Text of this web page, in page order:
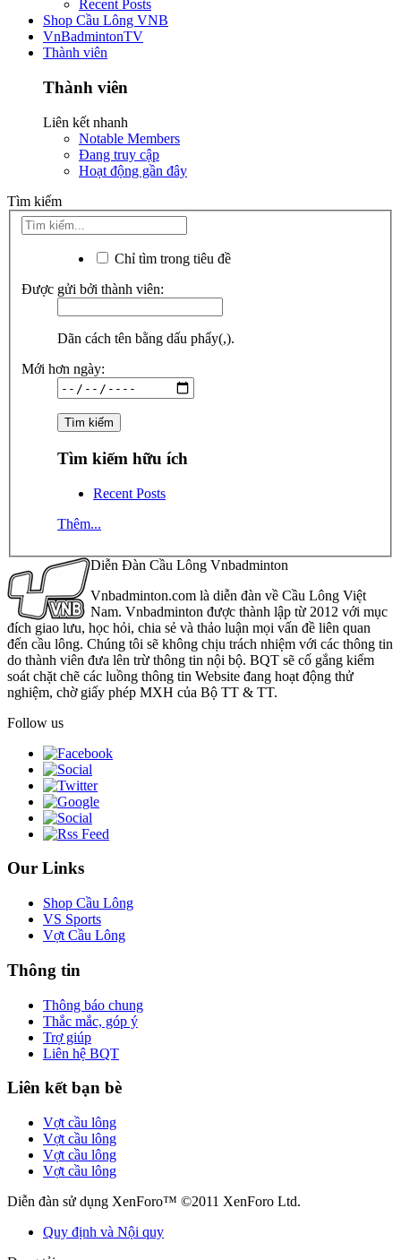
Recent Posts
Shop Cầu Lông VNB
VnBadmintonTV
Thành viên
Thành viên
Liên kết nhanh
Notable Members
Đang truy cập
Hoạt động gần đây
Tìm kiếm
Chỉ tìm trong tiêu đề
Được gửi bởi thành viên:
Dãn cách tên bằng dấu phẩy(,).
Mới hơn ngày:
Tìm kiếm hữu ích
Recent Posts
Thêm...
Diễn Đàn Cầu Lông Vnbadminton
Vnbadminton.com là diễn đàn về Cầu Lông Việt
Nam. Vnbadminton được thành lập từ 2012 với mục
đích giao lưu, học hỏi, chia sẻ và thảo luận mọi vấn đề liên quan
đến cầu lông. Chúng tôi sẽ không chịu trách nhiệm với các thông tin
do thành viên đưa lên trừ thông tin nội bộ. BQT sẽ cố gắng kiểm
soát chặt chẽ các luồng thông tin Website đang hoạt động thử
nghiệm, chờ giấy phép MXH của Bộ TT & TT.
Follow us
Our Links
Shop Cầu Lông
VS Sports
Vợt Cầu Lông
Thông tin
Thông báo chung
Thắc mắc, góp ý
Trợ giúp
Liên hệ BQT
Liên kết bạn bè
Vợt cầu lông
Vợt cầu lông
Vợt cầu lông
Vợt cầu lông
Diễn đàn sử dụng XenForo™ ©2011 XenForo Ltd.
Quy định và Nội quy